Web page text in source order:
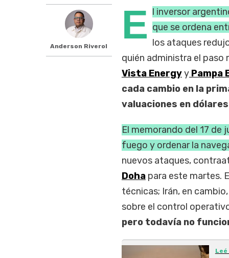
Anderson Riverol E l inversor
que se ordena
los ataques
quién administra el paso
Vista EnergyyPampa
cada cambio en la
valuaciones en dólares
El memorando del 17 de
fuego y ordenar la
nuevos ataques,
Dohapara este martes.
técnicas; Irán, en
sobre el control
pero todavía no